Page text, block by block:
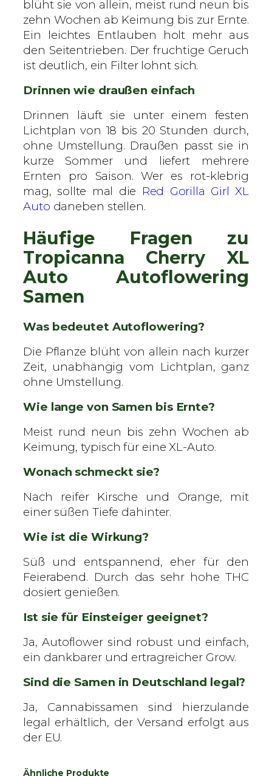
blüht sie von allein, meist rund neun bis
zehn Wochen ab Keimung bis zur Ernte.
Ein leichtes Entlauben holt mehr aus
den Seitentrieben. Der fruchtige Geruch
ist deutlich, ein Filter lohnt sich.
Drinnen wie draußen einfach
Drinnen läuft sie unter einem festen
Lichtplan von 18 bis 20 Stunden durch,
ohne Umstellung. Draußen passt sie in
kurze Sommer und liefert mehrere
Ernten pro Saison. Wer es rot-klebrig
mag, sollte mal die Red Gorilla Girl XL
Auto daneben stellen.
Häufige Fragen zu
Tropicanna Cherry XL
Auto Autoflowering
Samen
Was bedeutet Autoflowering?
Die Pflanze blüht von allein nach kurzer
Zeit, unabhängig vom Lichtplan, ganz
ohne Umstellung.
Wie lange von Samen bis Ernte?
Meist rund neun bis zehn Wochen ab
Keimung, typisch für eine XL-Auto.
Wonach schmeckt sie?
Nach reifer Kirsche und Orange, mit
einer süßen Tiefe dahinter.
Wie ist die Wirkung?
Süß und entspannend, eher für den
Feierabend. Durch das sehr hohe THC
dosiert genießen.
Ist sie für Einsteiger geeignet?
Ja, Autoflower sind robust und einfach,
ein dankbarer und ertragreicher Grow.
Sind die Samen in Deutschland legal?
Ja, Cannabissamen sind hierzulande
legal erhältlich, der Versand erfolgt aus
der EU.
Ähnliche Produkte